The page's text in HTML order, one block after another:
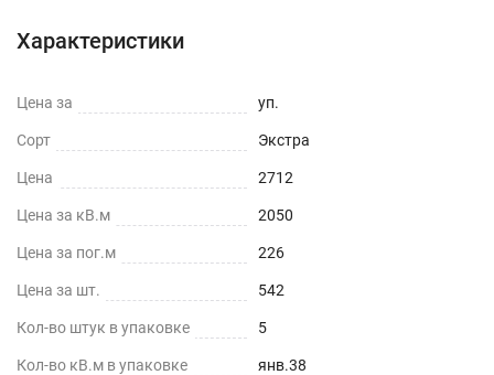
Характеристики
Цена за уп.
Сорт Экстра
Цена 2712
Цена за кВ.м 2050
Цена за пог.м 226
Цена за шт. 542
Кол-во штук в упаковке 5
Кол-во кВ.м в упаковке янв.38